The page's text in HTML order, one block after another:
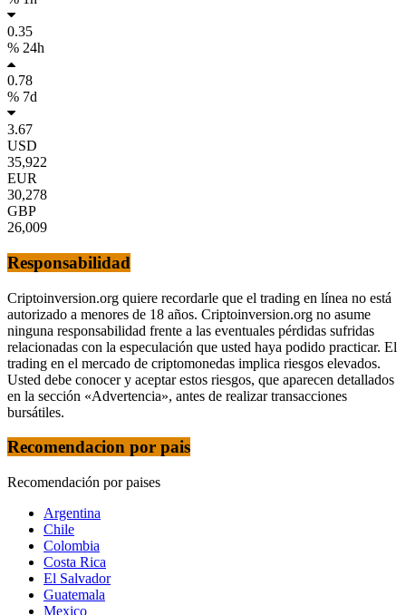
0.35
% 24h
0.78
% 7d
3.67
USD
35,922
EUR
30,278
GBP
26,009
Responsabilidad
Criptoinversion.org quiere recordarle que el trading en línea no está
autorizado a menores de 18 años. Criptoinversion.org no asume
ninguna responsabilidad frente a las eventuales pérdidas sufridas
relacionadas con la especulación que usted haya podido practicar. El
trading en el mercado de criptomonedas implica riesgos elevados.
Usted debe conocer y aceptar estos riesgos, que aparecen detallados
en la sección «Advertencia», antes de realizar transacciones
bursátiles.
Recomendacion por pais
Recomendación por paises
Argentina
Chile
Colombia
Costa Rica
El Salvador
Guatemala
Mexico